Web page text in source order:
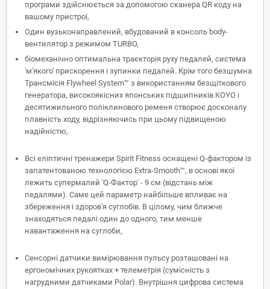
програми здійснюється за допомогою сканера QR коду на
вашому пристрої,
Один вузьконаправлений, вбудований в консоль body-
вентилятор з режимом TURBO,
біомеханічно оптимальна траєкторія руху педалей, система
'м'якого' прискорення і зупинки педалей. Крім того безшумна
Трансмісія Flywheel System™ з використанням безщіткового
генератора, високоякісних японських підшипників KOYO і
десятижильного поліклинового ременя створює досконалу
плавність ходу, відрізняючись при цьому підвищеною
надійністю,
Всі еліптичні тренажери Spirit Fitness оснащені Q-фактором із
запатентованою технологією Extra-Smooth™, в основі якої
лежить супермалий 'Q-Фактор' - 9 см (відстань між
педалями). Саме цей параметр найбільше впливає на
збереження і здоров'я суглобів. В цілому, чим ближче
знаходяться педалі один до одного, тим менше
навантаження на суглоби,
Сенсорні датчики вимірювання пульсу розташовані на
ергономічних рукоятках + телеметрія (сумісність з
нагрудними датчиками Polar). Внутрішня цифрова система